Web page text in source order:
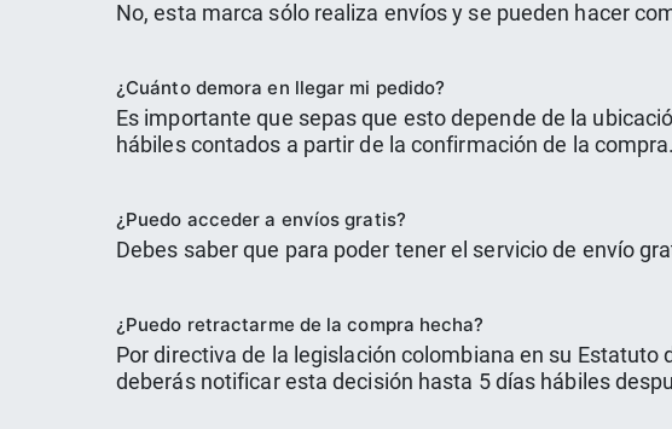
No, esta marca sólo realiza envíos y se pueden hacer
¿Cuánto demora en llegar mi pedido?
Es importante que sepas que esto depende de la
hábiles contados a partir de la confirmación de la compra.
¿Puedo acceder a envíos gratis?
Debes saber que para poder tener el servicio de envío
¿Puedo retractarme de la compra hecha?
Por directiva de la legislación colombiana en su
deberás notificar esta decisión hasta 5 días hábiles